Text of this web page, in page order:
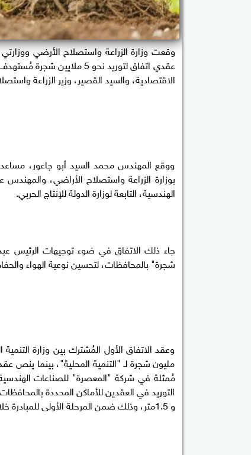
وقعت وزارة الزراعة واستصلاح الأرضي
عقدي اتفاق لتوريد نحو 5
الاقتصادية، والسيد القصير، وزير الزراعة
ووقع المهندس محمد السيد أبو جاعور، مساعد
بوزارة الزراعة واستصلاح الأراضي،
الهندسية، التابعة لوزارة الدولة للإنتاج الحربي.
شجرة" بالمحافظات، لتحسين نوعية الهواء
مليون شجرة لـ "التنمية المحلية"، بينما ينص عقد
و 1.5متر، وذلك ضمن المرحلة الأولى للمبادرة خلال العام المالي 2022/2023.